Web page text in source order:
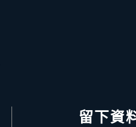
留下資